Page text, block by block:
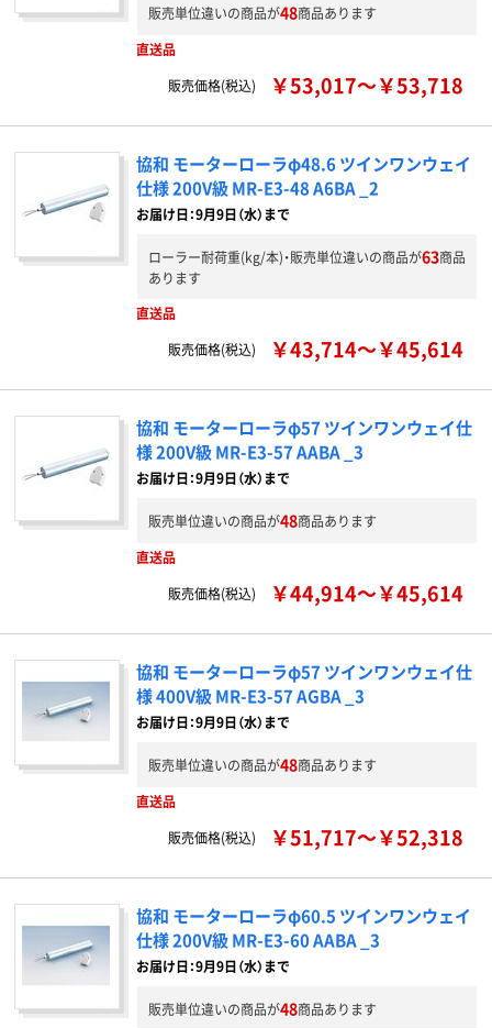
販売単位違いの商品が48商品あります
直送品
販売価格(税込)
￥53,017～￥53,718
協和 モーターローラφ48.6 ツインワンウェイ
仕様 200V級 MR-E3-48 A6BA _2
お届け日：9月9日（水）まで
ローラー耐荷重(kg/本)・販売単位違いの商品が63商品
あります
直送品
販売価格(税込)
￥43,714～￥45,614
協和 モーターローラφ57 ツインワンウェイ仕
様 200V級 MR-E3-57 AABA _3
お届け日：9月9日（水）まで
販売単位違いの商品が48商品あります
直送品
販売価格(税込)
￥44,914～￥45,614
協和 モーターローラφ57 ツインワンウェイ仕
様 400V級 MR-E3-57 AGBA _3
お届け日：9月9日（水）まで
販売単位違いの商品が48商品あります
直送品
販売価格(税込)
￥51,717～￥52,318
協和 モーターローラφ60.5 ツインワンウェイ
仕様 200V級 MR-E3-60 AABA _3
お届け日：9月9日（水）まで
販売単位違いの商品が48商品あります